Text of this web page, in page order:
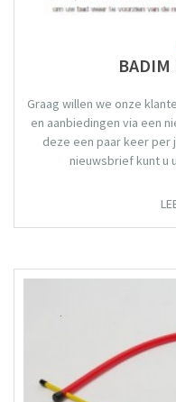
BADIM
Graag willen we onze
en aanbiedingen via een
deze een paar keer per
nieuwsbrief kunt u